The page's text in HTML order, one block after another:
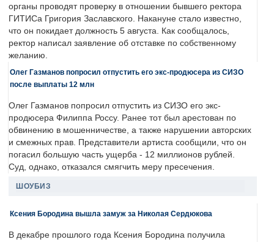
органы проводят проверку в отношении бывшего ректора
ГИТИСа Григория Заславского. Накануне стало известно,
что он покидает должность 5 августа. Как сообщалось,
ректор написал заявление об отставке по собственному
желанию.
Олег Газманов попросил отпустить его экс-продюсера из СИЗО
после выплаты 12 млн
Олег Газманов попросил отпустить из СИЗО его экс-
продюсера Филиппа Россу. Ранее тот был арестован по
обвинению в мошенничестве, а также нарушении авторских
и смежных прав. Представители артиста сообщили, что он
погасил большую часть ущерба - 12 миллионов рублей.
Суд, однако, отказался смягчить меру пресечения.
ШОУБИЗ
Ксения Бородина вышла замуж за Николая Сердюкова
В декабре прошлого года Ксения Бородина получила